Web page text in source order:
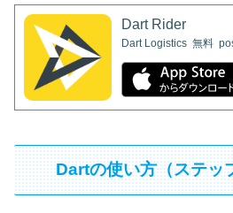
Dart Rider
Dart Logistics 無料
Dartの使い方（ステッ